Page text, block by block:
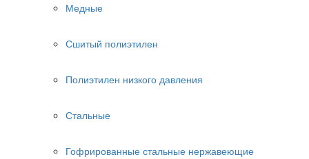
Медные
Сшитый полиэтилен
Полиэтилен низкого давления
Стальные
Гофрированные стальные нержавеющие